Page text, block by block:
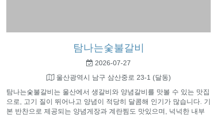
탐나는숯불갈비
2026-07-27
울산광역시 남구 삼산중로 23-1 (달동)
탐나는숯불갈비는 울산에서 생갈비와 양념갈비를 맛볼 수 있는 맛집
으로, 고기 질이 뛰어나고 양념이 적당히 달콤해 인기가 많습니다. 기
본 반찬으로 제공되는 양념게장과 계란찜도 맛있으며, 넉넉한 내부